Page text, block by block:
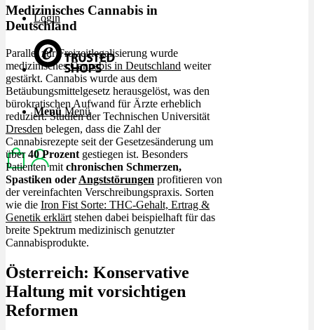
Login
Menü Menü
Medizinisches Cannabis in
Deutschland
Parallel zur Freizeitlegalisierung wurde
medizinischesCannabis in Deutschland weiter
gestärkt. Cannabis wurde aus dem
Betäubungsmittelgesetz herausgelöst, was den
bürokratischen Aufwand für Ärzte erheblich
reduziert. Studien der Technischen Universität
Dresden belegen, dass die Zahl der
Cannabisrezepte seit der Gesetzesänderung um
über40 Prozent gestiegen ist. Besonders
Patienten mit chronischen Schmerzen,
Spastiken oder Angststörungen profitieren von
der vereinfachten Verschreibungspraxis. Sorten
wie die Iron Fist Sorte: THC-Gehalt, Ertrag &
Genetik erklärt stehen dabei beispielhaft für das
breite Spektrum medizinisch genutzter
Cannabisprodukte.
Österreich: Konservative
Haltung mit vorsichtigen
Reformen